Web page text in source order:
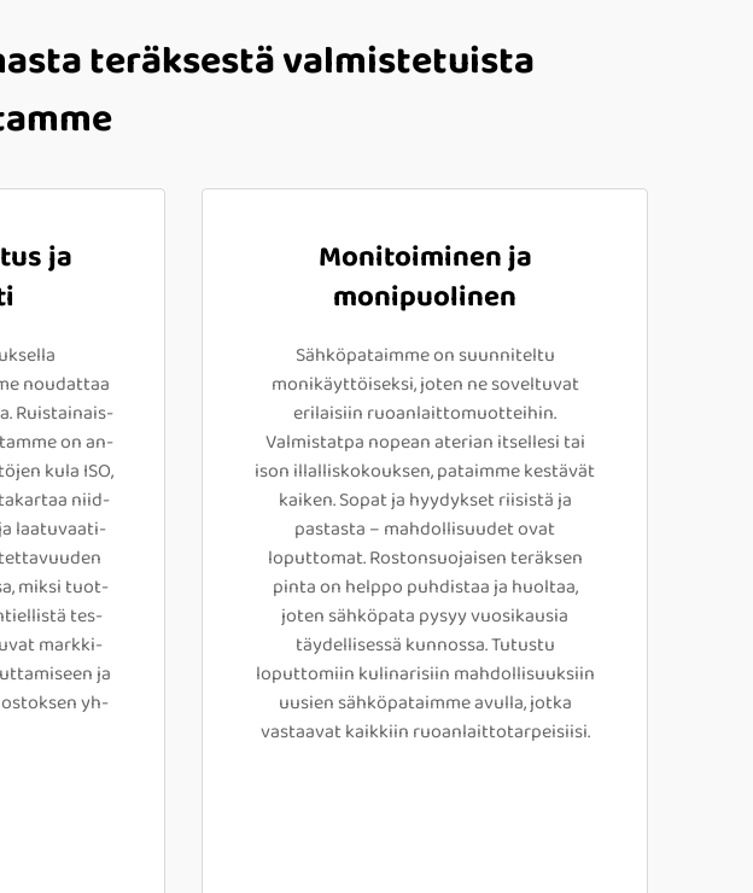
teräksestä valmistetuista
ja
noudattaa
Ruis­tai­nais­
on an­
k­u­l­a ISO,
ta­kar­taa niid­
laa­tu­vaat­i­
mik­si tuot­
tes­
mark­ki­
ja
yh­
Monitoiminen ja
monipuolinen
Sähköpataimme on suunniteltu
monikäyttöiseksi, joten ne soveltuvat
erilaisiin ruoanlaittomuotteihin.
Valmistatpa nopean aterian itsellesi tai
ison illalliskokouksen, pataimme kestävät
kaiken. Sopat ja hyydykset riisistä ja
pastasta – mahdollisuudet ovat
loputtomat. Rostonsuojaisen teräksen
pinta on helppo puhdistaa ja huoltaa,
joten sähköpata pysyy vuosikausia
täydellisessä kunnossa. Tutustu
loputtomiin kulinarisiin mahdollisuuksiin
uusien sähköpataimme avulla, jotka
vastaavat kaikkiin ruoanlaittotarpeisiisi.